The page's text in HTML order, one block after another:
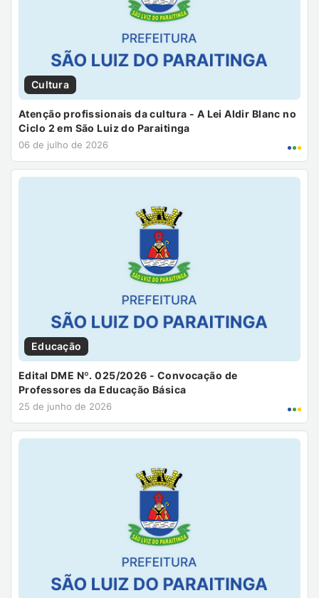
Cultura
Atenção profissionais da cultura - A Lei Aldir Blanc no
Ciclo 2 em São Luiz do Paraitinga
06 de julho de 2026
Educação
Edital DME Nº. 025/2026 - Convocação de
Professores da Educação Básica
25 de junho de 2026